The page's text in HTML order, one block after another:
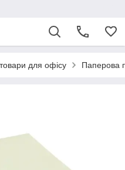
для офісу Паперова